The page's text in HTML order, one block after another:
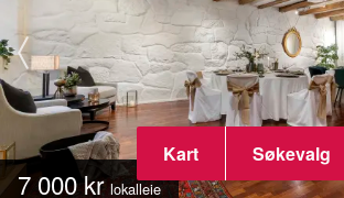
7 000 krlokalleie
Kart Søkevalg